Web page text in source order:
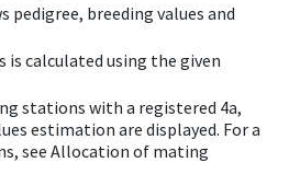
pedigree, breeding values and
is calculated using the given
stations with a registered 4a,
estimation are displayed. For a
see Allocation of mating